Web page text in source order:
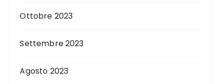
Ottobre 2023
Settembre 2023
Agosto 2023